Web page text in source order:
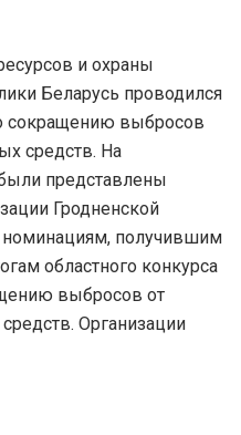
и охраны
Беларусь проводился
сокращению выбросов
средств. На
представлены
Гродненской
номинациям, получившим
областного конкурса
выбросов от
Организации